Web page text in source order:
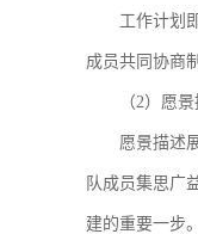
工作计划
成员共同协商
（2）愿
愿景描述
队成员集思广
建的重要一步。